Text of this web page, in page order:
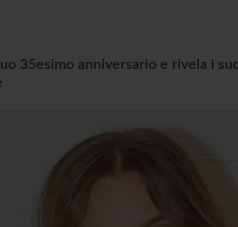
35esimo anniversario e rivela i